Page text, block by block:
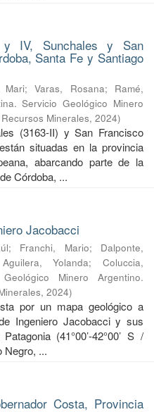
y IV, Sunchales y San
Santa Fe y Santiago
Mari;Varas, Rosana; Ramé,
Servicio Geológico Minero
Minerales, 2024)
(3163-II) y San Francisco
situadas en la provincia
abarcando parte de la
Córdoba, ...
Jacobacci
; Franchi, Mario; Dalponte,
Aguilera, Yolanda;Coluccia,
Minero Argentino.
, 2024)
por un mapa geológico a
Ingeniero Jacobacci y sus
(41°00’-42°00’ S /
Negro, ...
Costa, Provincia